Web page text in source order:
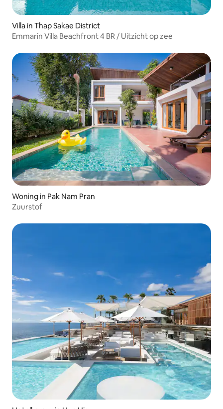
Villa in Thap Sakae District
Emmarin Villa Beachfront 4 BR / Uitzicht op zee
Woning in Pak Nam Pran
Zuurstof